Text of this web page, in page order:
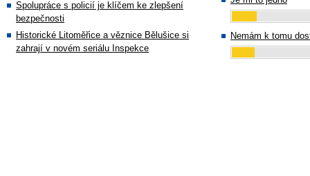
Spolupráce s policií je klíčem ke zlepšení
bezpečnosti
Historické Litoměřice a věznice Bělušice si
zahrají v novém seriálu Inspekce
Nemám k tomu